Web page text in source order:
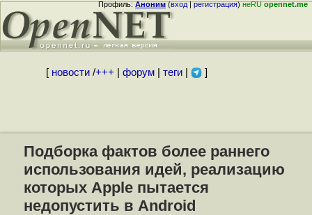
Профиль:Аноним(вход|регистрация)неRUopennet.me
[ новости/+++ форум| теги| ]
Подборка фактов более раннего
использования идей, реализацию
которых Apple пытается
недопустить в Android